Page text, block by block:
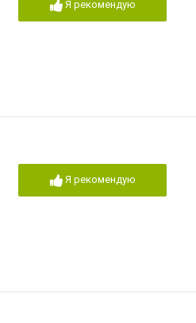
Я рекомендую
Я рекомендую